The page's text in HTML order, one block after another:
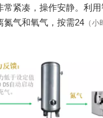
常紧凑，操作安静。利
氮气和氧气，按需24 （